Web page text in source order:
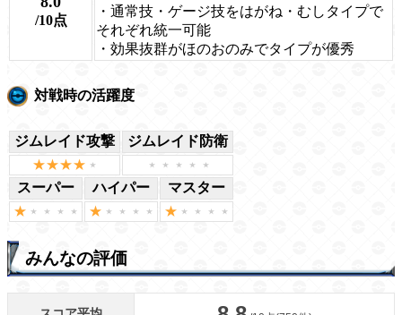
/10点
・通常技・ゲージ技をはがね・むしタイプで
それぞれ統一可能
・効果抜群がほのおのみでタイプが優秀
対戦時の活躍度
ジムレイド攻撃 ジムレイド防衛
スーパー ハイパー マスター
みんなの評価